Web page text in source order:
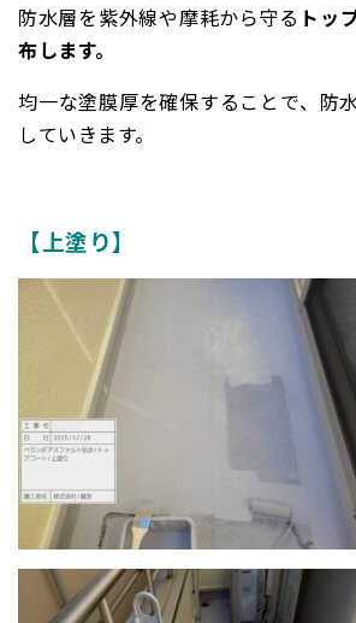
防水層を紫外線や摩耗から守る トッ
布します。
均一な塗膜厚を確保することで、防
していきます。
【上塗り】